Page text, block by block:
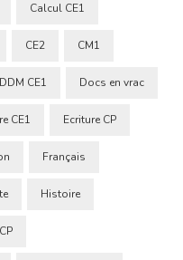
Calcul CE1
CE2 CM1
DDM CE1 Docs en vrac
CE1 Ecriture CP
Français
Histoire